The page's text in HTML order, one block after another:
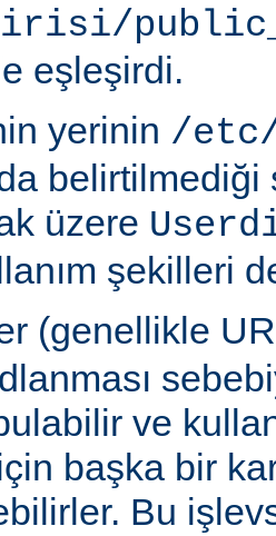
eşleşirdi.
yerinin /etc/
belirtilmediği
üzere
şekilleri
(genellikle
ve
başka bir
Bu